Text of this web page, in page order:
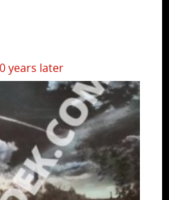
years later